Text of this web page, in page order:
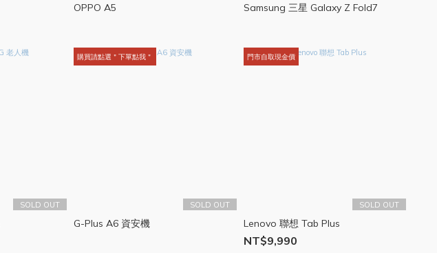
OPPO A5 Samsung 三星 Galaxy Z Fold7
SOLD OUT
購買請點選＂下單點我＂
SOLD OUT
G-Plus A6 資安機
門市自取現金價
SOLD OUT
Lenovo 聯想 Tab Plus
NT$9,990